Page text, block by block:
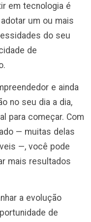
em tecnologia é
um ou mais
do seu
de
e ainda
no seu dia a dia,
para começar. Com
— muitas delas
—, você pode
mais resultados
a evolução
de